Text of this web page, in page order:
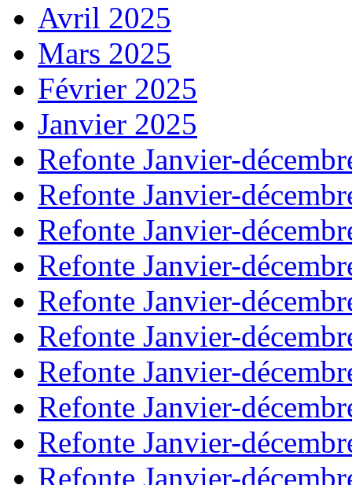
Avril 2025
Mars 2025
Février 2025
Janvier 2025
Refonte Janvier-
Refonte Janvier-
Refonte Janvier-
Refonte Janvier-
Refonte Janvier-
Refonte Janvier-
Refonte Janvier-
Refonte Janvier-
Refonte Janvier-
Refonte Janvier-